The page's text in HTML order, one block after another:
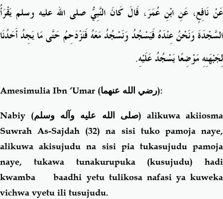
عَنْ نَافِعٍ، عَنِ ابْنِ عُمَرَ، قَالَ كَانَ النَّبِيُّ صلى الله عليه وسلم يَقْرَأُ
السَّجْدَةَ وَنَحْنُ عِنْدَهُ فَيَسْجُدُ وَنَسْجُدُ مَعَهُ فَنَزْدَحِمُ حَتَّى مَا يَجِدُ أَحَدُنَا
لِجَبْهَتِهِ مَوْضِعًا يَسْجُدُ عَلَيْهِ‏.‏
Amesimulia Ibn ‘Umar (رضي الله عنهما):
Nabiy (صلى الله عليه وآله وسلم) alikuwa akiiosma
Suwrah As-Sajdah (32) na sisi tuko pamoja naye,
alikuwa akisujudu na sisi pia tukasujudu pamoja
naye, tukawa tunakurupuka (kusujudu) hadi
kwamba baadhi yetu tulikosa nafasi ya kuweka
vichwa vyetu ili tusujudu.